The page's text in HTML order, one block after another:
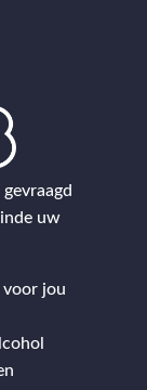
uw
voor jou